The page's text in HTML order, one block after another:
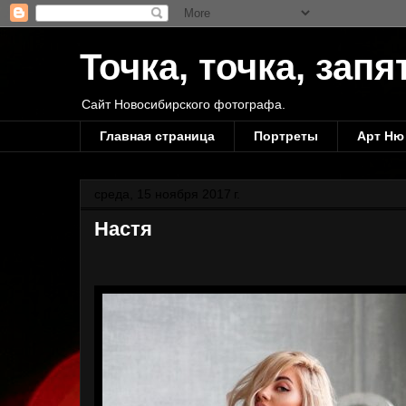
Точка, точка,
Сайт Новосибирского фотографа.
Главная страница Портреты Арт Ню
Настя